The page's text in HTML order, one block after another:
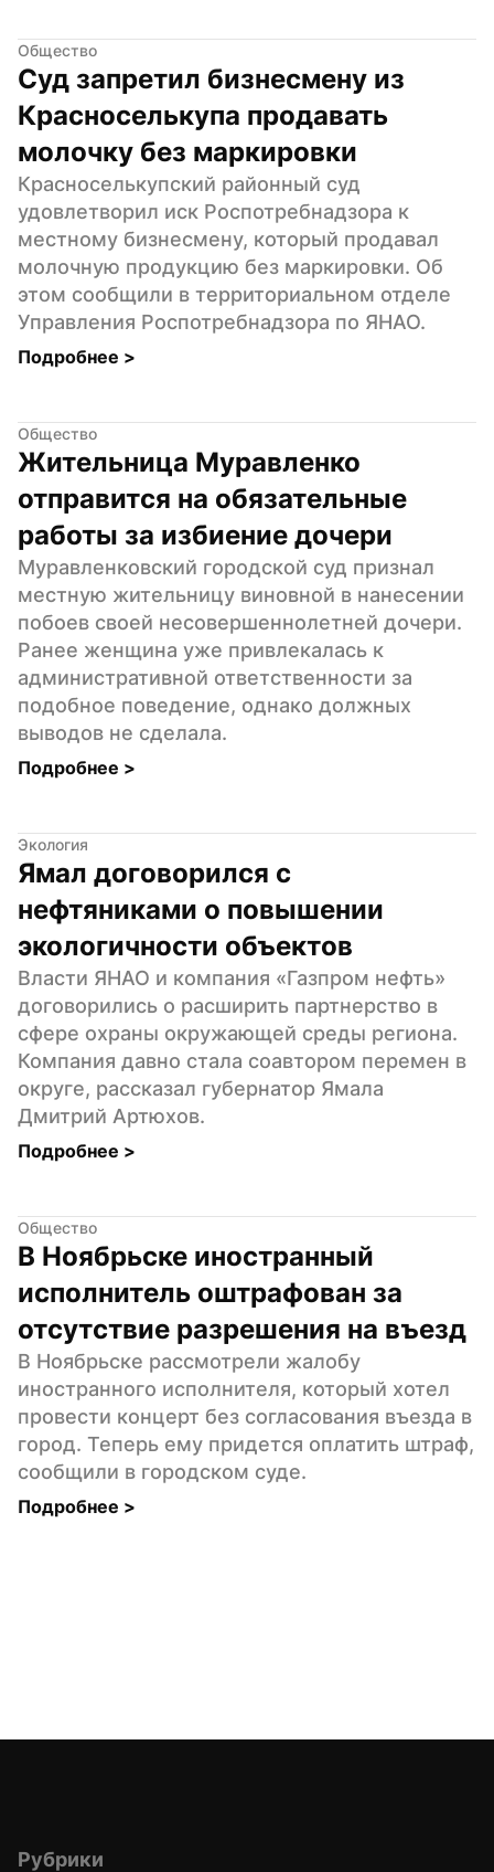
Общество
Суд запретил бизнесмену из
Красноселькупа продавать
молочку без маркировки
Красноселькупский районный суд
удовлетворил иск Роспотребнадзора к
местному бизнесмену, который продавал
молочную продукцию без маркировки. Об
этом сообщили в территориальном отделе
Управления Роспотребнадзора по ЯНАО.
Подробнее >
Общество
Жительница Муравленко
отправится на обязательные
работы за избиение дочери
Муравленковский городской суд признал
местную жительницу виновной в нанесении
побоев своей несовершеннолетней дочери.
Ранее женщина уже привлекалась к
административной ответственности за
подобное поведение, однако должных
выводов не сделала.
Подробнее >
Экология
Ямал договорился с
нефтяниками о повышении
экологичности объектов
Власти ЯНАО и компания «Газпром нефть»
договорились о расширить партнерство в
сфере охраны окружающей среды региона.
Компания давно стала соавтором перемен в
округе, рассказал губернатор Ямала
Дмитрий Артюхов.
Подробнее >
Общество
В Ноябрьске иностранный
исполнитель оштрафован за
отсутствие разрешения на въезд
В Ноябрьске рассмотрели жалобу
иностранного исполнителя, который хотел
провести концерт без согласования въезда в
город. Теперь ему придется оплатить штраф,
сообщили в городском суде.
Подробнее >
Рубрики